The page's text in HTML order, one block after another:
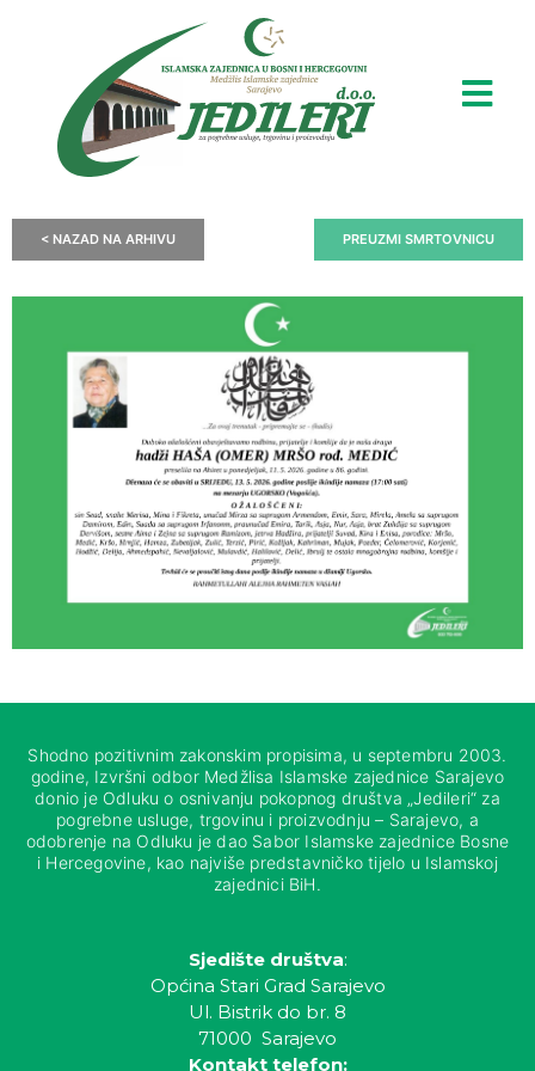
< NAZAD NA ARHIVU PREUZMI SMRTOVNICU
Shodno pozitivnim zakonskim propisima, u septembru 2003.
godine, Izvršni odbor Medžlisa Islamske zajednice Sarajevo
donio je Odluku o osnivanju pokopnog društva „Jedileri“ za
pogrebne usluge, trgovinu i proizvodnju – Sarajevo, a
odobrenje na Odluku je dao Sabor Islamske zajednice Bosne
i Hercegovine, kao najviše predstavničko tijelo u Islamskoj
zajednici BiH.
Sjedište društva:
Općina Stari Grad Sarajevo
Ul. Bistrik do br. 8
71000 Sarajevo
Kontakt telefon: